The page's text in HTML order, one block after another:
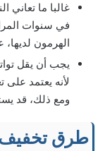
غالبا ما تعاني
في سنوات
الهرمون
يجب أن يقل
لأنه يعتمد
ومع ذلك، قد
طرق تخفيف